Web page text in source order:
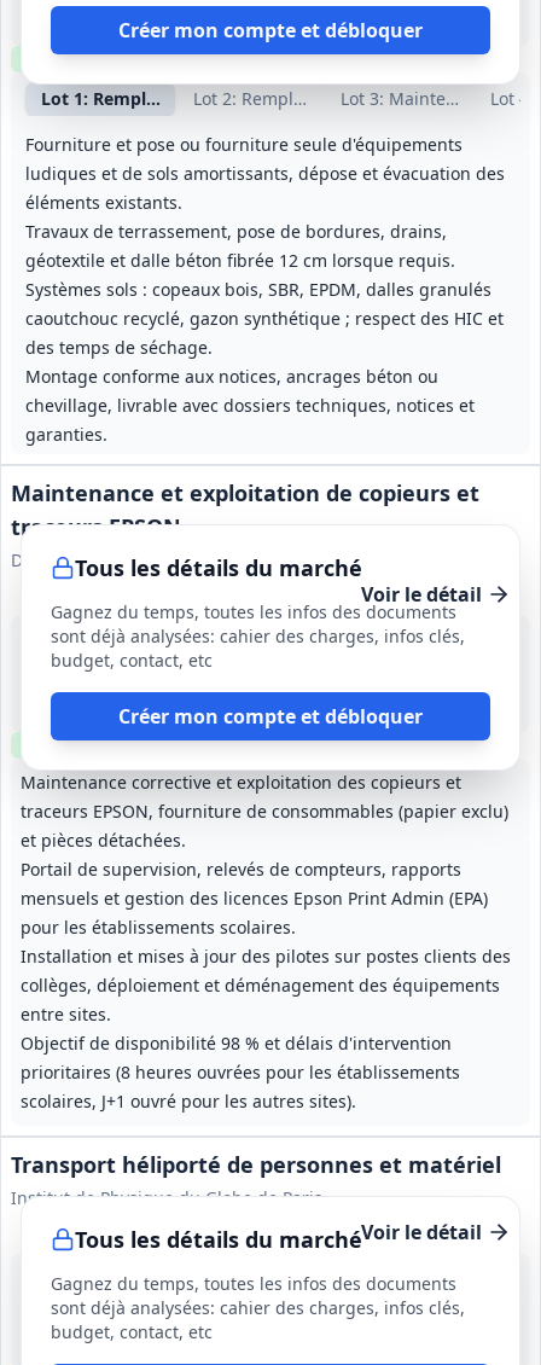
Créer mon compte et débloquer
Lot 1: Remplacement jeux et sols — sites scolaires et
Lot 2: Remplacement jeux et sols — sites
Lot 3: MaintenanceLot 4
Fourniture et pose ou fourniture seule d'équipements
ludiques et de sols amortissants, dépose et évacuation des
éléments existants.
Travaux de terrassement, pose de bordures, drains,
géotextile et dalle béton fibrée 12 cm lorsque requis.
Systèmes sols : copeaux bois, SBR, EPDM, dalles granulés
caoutchouc recyclé, gazon synthétique ; respect des HIC et
des temps de séchage.
Montage conforme aux notices, ancrages béton ou
chevillage, livrable avec dossiers techniques, notices et
garanties.
Clause environnementale Clause sociale Visiterequise
Tous les détails du marché
Gagnez du temps, toutes les infos des documents
sont déjà analysées: cahier des charges, infos clés,
budget, contact, etc
Créer mon compte et débloquer
Maintenance et exploitation de copieurs et
traceurs EPSON
Département des Pyrénées-Atlantiques
Voir le détail
Maintenance corrective et exploitation des copieurs et
traceurs EPSON, fourniture de consommables (papier exclu)
et pièces détachées.
Portail de supervision, relevés de compteurs, rapports
mensuels et gestion des licences Epson Print Admin (EPA)
pour les établissements scolaires.
Installation et mises à jour des pilotes sur postes clients des
collèges, déploiement et déménagement des équipements
entre sites.
Objectif de disponibilité 98 % et délais d'intervention
prioritaires (8 heures ouvrées pour les établissements
scolaires, J+1 ouvré pour les autres sites).
17 août 2026
Pyrénées-Atlantiques (64)
3 ans, non reconductible
Clause environnementale Clause sociale
Tous les détails du marché
Gagnez du temps, toutes les infos des documents
sont déjà analysées: cahier des charges, infos clés,
budget, contact, etc
Transport héliporté de personnes et matériel
Institut de Physique du Globe de Paris
Voir le détail
17 août 2026
La Réunion (974)
4 ans (48 mois)